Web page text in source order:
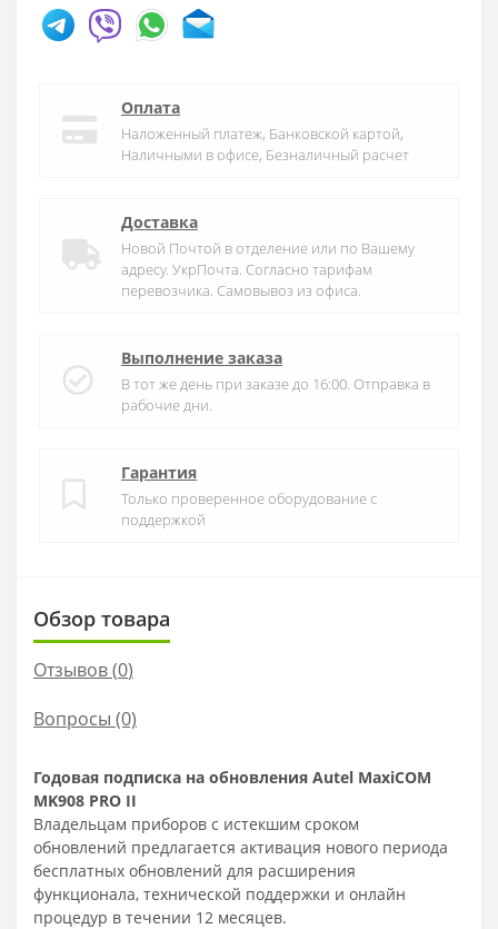
Оплата
Наложенный платеж, Банковской картой,
Наличными в офисе, Безналичный расчет
Доставка
Новой Почтой в отделение или по Вашему
адресу. УкрПочта. Согласно тарифам
перевозчика. Самовывоз из офиса.
Выполнение заказа
В тот же день при заказе до 16:00. Отправка в
рабочие дни.
Гарантия
Только проверенное оборудование с
поддержкой
Обзор товара
Отзывов (0)
Вопросы (0)
Годовая подписка на обновления Autel MaxiCOM
MK908 PRO II
Владельцам приборов с истекшим сроком
обновлений предлагается активация нового периода
бесплатных обновлений для расширения
функционала, технической поддержки и онлайн
процедур в течении 12 месяцев.